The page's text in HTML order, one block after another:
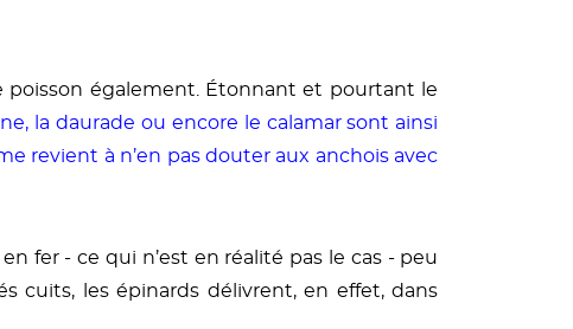
poisson également. Étonnant et pourtant le
la daurade ou encore le calamar sont ainsi
revient à n’en pas douter aux anchois avec
fer - ce qui n’est en réalité pas le cas - peu
cuits, les épinards délivrent, en effet, dans